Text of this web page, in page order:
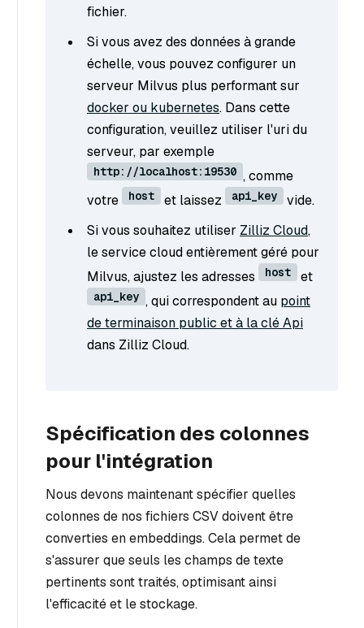
fichier.
Si vous avez des données à grande
échelle, vous pouvez configurer un
serveur Milvus plus performant sur
docker ou kubernetes. Dans cette
configuration, veuillez utiliser l'uri du
serveur, par exemple
http://localhost:19530 , comme
votre
host et laissez api_key
vide.
Si vous souhaitez utiliser Zilliz Cloud,
le service cloud entièrement géré pour
Milvus, ajustez les adresses
host et
api_key , qui correspondent au point
de terminaison public et à la clé Api
dans Zilliz Cloud.
Spécification des colonnes
pour l'intégration
Nous devons maintenant spécifier quelles
colonnes de nos fichiers CSV doivent être
converties en embeddings. Cela permet de
s'assurer que seuls les champs de texte
pertinents sont traités, optimisant ainsi
l'efficacité et le stockage.